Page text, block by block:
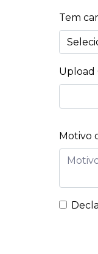
Tem
Upload
Motivo